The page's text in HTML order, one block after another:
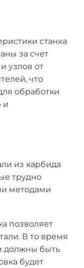
станка
за счет
узлов от
что
обработки
и
из карбида
трудно
методами
позволяет
В то время
должны быть
будет